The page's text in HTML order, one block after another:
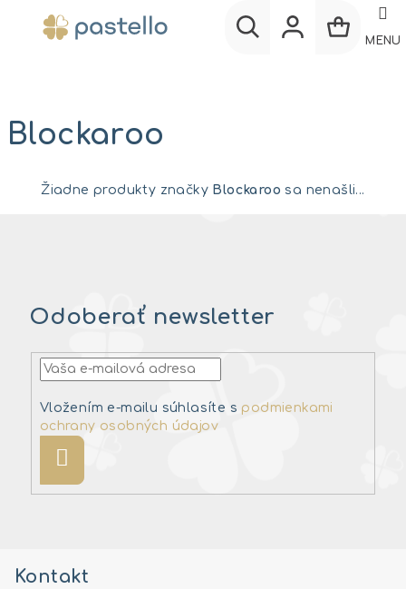
MENU
Blockaroo
Žiadne produkty značky Blockaroo sa nenašli...
Odoberať newsletter
Vložením e-mailu súhlasíte s podmienkami
ochrany osobných údajov
Kontakt